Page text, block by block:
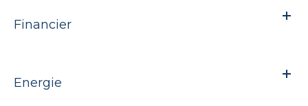
Financier
Energie